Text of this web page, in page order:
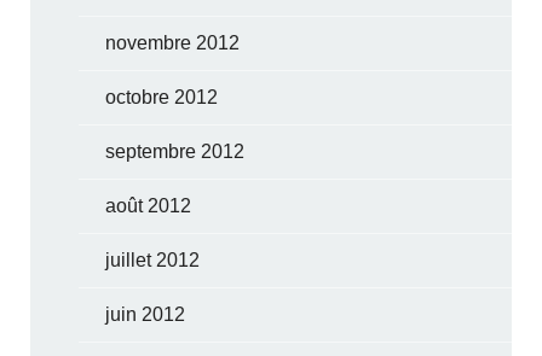
novembre 2012
octobre 2012
septembre 2012
août 2012
juillet 2012
juin 2012